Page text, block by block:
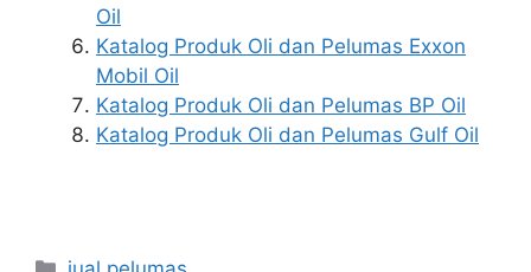
Oil
Katalog Produk Oli dan Pelumas Exxon
Mobil Oil
Katalog Produk Oli dan Pelumas BP Oil
Katalog Produk Oli dan Pelumas Gulf Oil